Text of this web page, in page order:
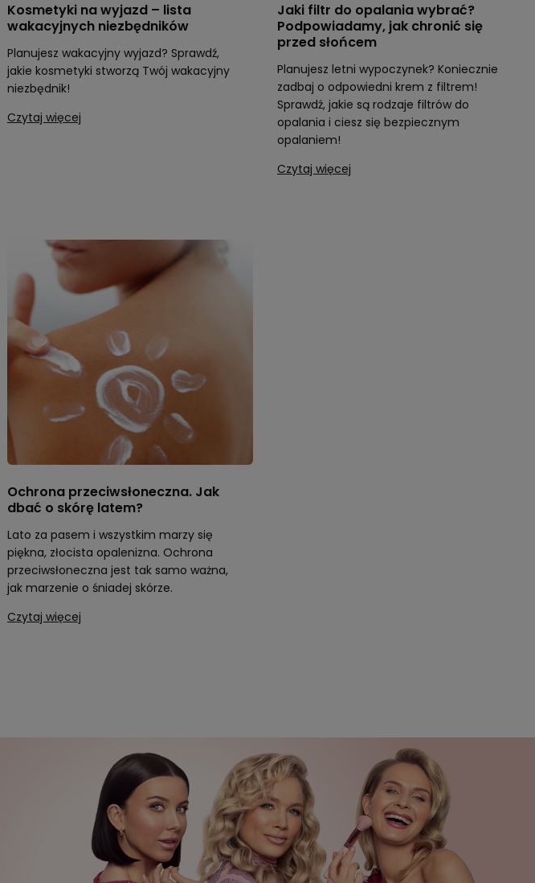
Kosmetyki na wyjazd – lista
wakacyjnych niezbędników
Planujesz wakacyjny wyjazd? Sprawdź,
jakie kosmetyki stworzą Twój wakacyjny
niezbędnik!
Czytaj więcej
Jaki filtr do opalania wybrać?
Podpowiadamy, jak chronić się
przed słońcem
Planujesz letni wypoczynek? Koniecznie
zadbaj o odpowiedni krem z filtrem!
Sprawdź, jakie są rodzaje filtrów do
opalania i ciesz się bezpiecznym
opalaniem!
Czytaj więcej
Ochrona przeciwsłoneczna. Jak
dbać o skórę latem?
Lato za pasem i wszystkim marzy się
piękna, złocista opalenizna. Ochrona
przeciwsłoneczna jest tak samo ważna,
jak marzenie o śniadej skórze.
Czytaj więcej